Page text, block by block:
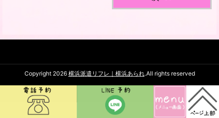
Copyright 2026 横浜派遣リフレ｜横浜あられ.All rights reserved